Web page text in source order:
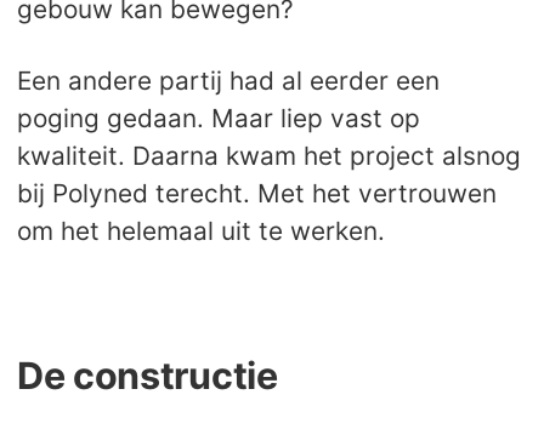
gebouw kan bewegen?
Een andere partij had al eerder een
poging gedaan. Maar liep vast op
kwaliteit. Daarna kwam het project alsnog
bij Polyned terecht. Met het vertrouwen
om het helemaal uit te werken.
De constructie